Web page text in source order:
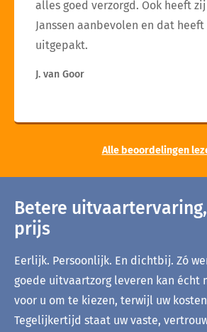
alles goed verzorgd. Ook heeft
Janssen aanbevolen en dat heeft
uitgepakt.
J. van Goor
Alle beoordelingen
Betere
prijs
Eerlijk. Persoonlijk. En dichtbij. Zó
goede uitvaartzorg leveren kan écht
voor u om te kiezen, terwijl uw
Tegelijkertijd staat uw vaste,